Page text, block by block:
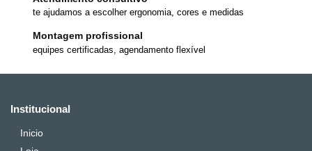
te ajudamos a escolher ergonomia, cores e medidas
Montagem profissional
equipes certificadas, agendamento flexível
Institucional
Inicio